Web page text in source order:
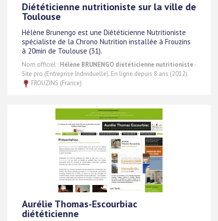
Diététicienne nutritioniste sur la ville de
Toulouse
Hélène Brunengo est une Diététicienne Nutritioniste
spécialiste de la Chrono Nutrition installée à Frouzins
à 20min de Toulouse (31).
Nom officiel : Hélène BRUNENGO diététicienne nutritioniste-
Site pro (Entreprise Individuelle). En ligne depuis 8 ans (2012).
FROUZINS (France)
Aurélie Thomas-Escourbiac
diététicienne